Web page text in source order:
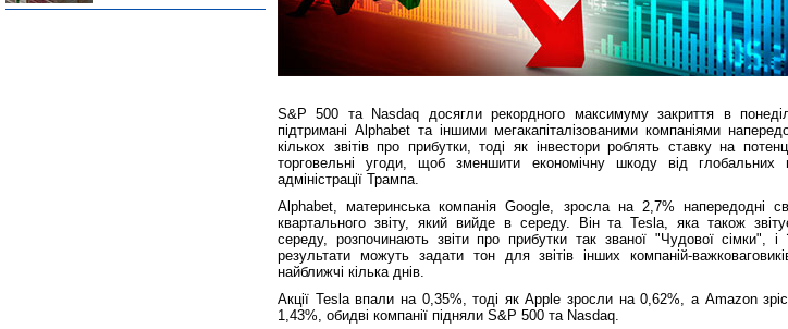
S&P 500 та Nasdaq досягли рекордного максимуму закриття в
підтримані Alphabet та іншими мегакапіталізованими компаніями
кількох звітів про прибутки, тоді як інвестори роблять ставку на
торговельні угоди, щоб зменшити економічну шкоду від глобальних
адміністрації Трампа.
Alphabet, материнська компанія Google, зросла на 2,7% напередодні
квартального звіту, який вийде в середу. Він та Tesla, яка також
середу, розпочинають звіти про прибутки так званої "Чудової сімки", і
результати можуть задати тон для звітів інших компаній-
найближчі кілька днів.
Акції Tesla впали на 0,35%, тоді як Apple зросли на 0,62%, а Amazon
1,43%, обидві компанії підняли S&P 500 та Nasdaq.